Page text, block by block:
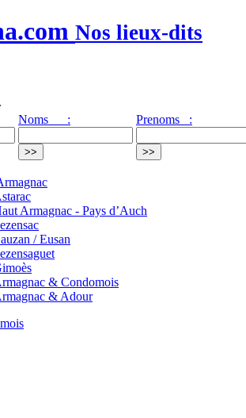
Nos lieux-dits
Noms : Prenoms :
Armagnac - Pays d’Auch
/ Eusan
& Condomois
& Adour